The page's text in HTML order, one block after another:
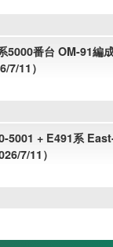
5000番台 OM-91編
7/11）
5001 + E491系
7/11）